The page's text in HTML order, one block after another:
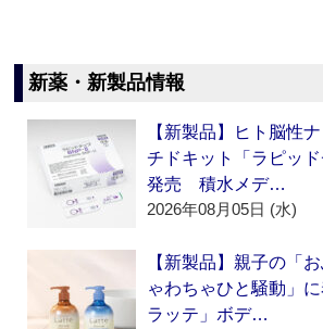
新薬・新製品情報
【新製品】ヒト脳性
チドキット「ラピッ
発売 積水メデ…
2026年08月05日 (水)
【新製品】親子の「
ゃわちゃひと騒動」
ラッテ」ボデ…